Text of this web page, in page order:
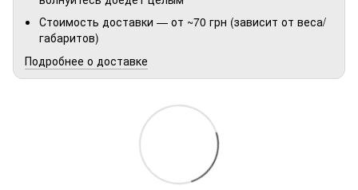
Стоимость доставки — от ~70 грн (зависит от веса/
габаритов)
Подробнее о доставке